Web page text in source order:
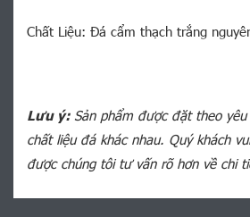
Chất Liệu: Đá cẩm thạch trắng
Lưu ý:Sản phẩm được đặt theo yêu
chất liệu đá khác nhau. Quý khách
được chúng tôi tư vấn rõ hơn về chi